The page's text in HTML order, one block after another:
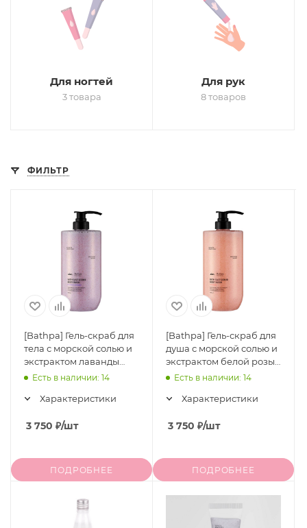
Для ногтей
3 товара
Для рук
8 товаров
ФИЛЬТР
[Bathpa] Гель-скраб для
тела с морской солью и
экстрактом лаванды
Bath Salt Scrub Body
1000 мл
Есть в наличии: 14
Характеристики
3 750 ₽/шт
ПОДРОБНЕЕ
[Bathpa] Гель-скраб для
душа с морской солью и
экстрактом белой розы
Bath Salt Scrub Body
Есть в наличии: 14
Характеристики
3 750 ₽/шт
ПОДРОБНЕЕ